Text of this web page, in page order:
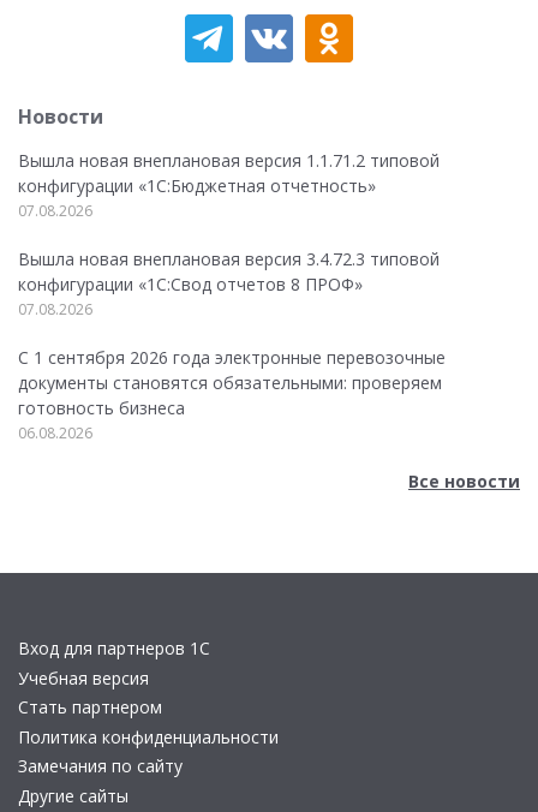
Новости
Вышла новая внеплановая версия 1.1.71.2 типовой
конфигурации «1C:Бюджетная отчетность»
07.08.2026
Вышла новая внеплановая версия 3.4.72.3 типовой
конфигурации «1C:Свод отчетов 8 ПРОФ»
07.08.2026
С 1 сентября 2026 года электронные перевозочные
документы становятся обязательными: проверяем
готовность бизнеса
06.08.2026
Все новости
Вход для партнеров 1С
Учебная версия
Стать партнером
Политика конфиденциальности
Замечания по сайту
Другие сайты